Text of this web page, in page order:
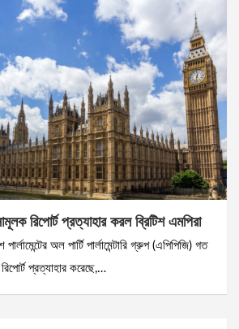
রিপোর্ট প্রত্যাহার করল ব্রিটিশ এমপিরা
অল পার্টি পার্লামেন্টারি গ্রুপ (এপিপিজি) গত
প্রত্যাহার করেছে,…